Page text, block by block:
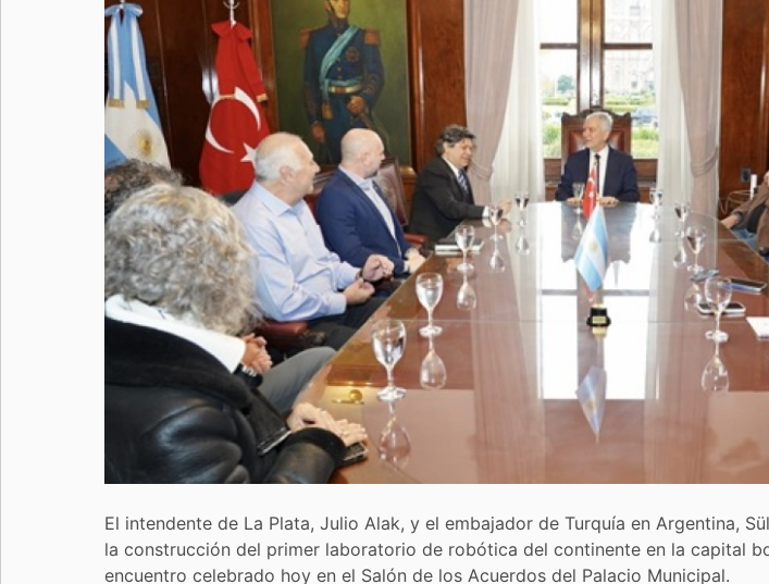
El intendente de La Plata, Julio Alak, y el embajador de Turquía en Argentina,
la construcción del primer laboratorio de robótica del continente en la capital
encuentro celebrado hoy en el Salón de los Acuerdos del Palacio Municipal.